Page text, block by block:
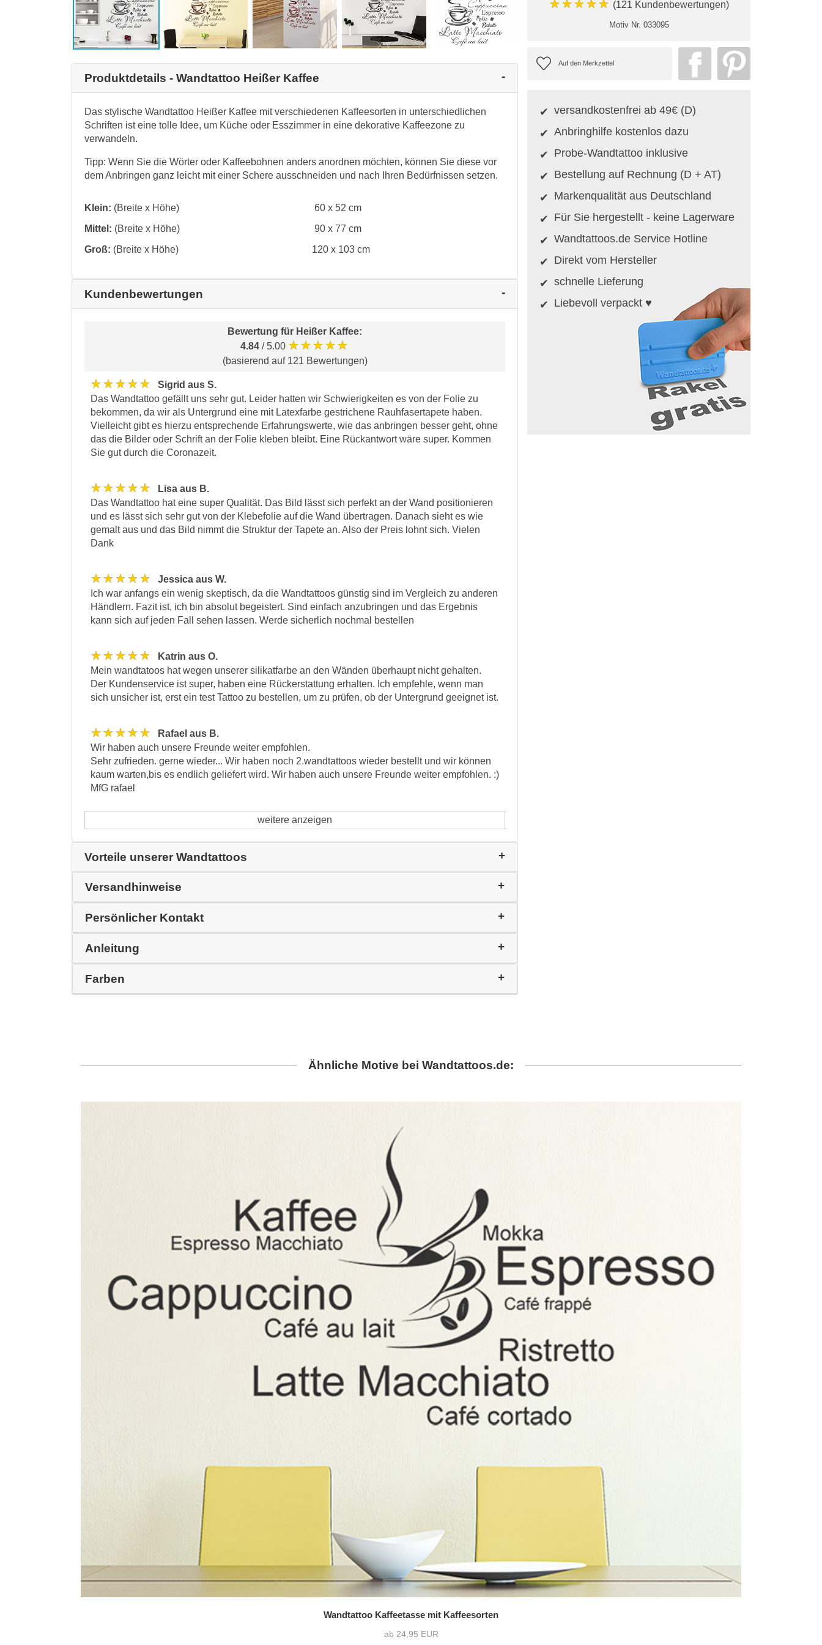
Produktdetails - Wandtattoo Heißer Kaffee
Das stylische Wandtattoo Heißer Kaffee mit verschiedenen Kaffeesorten in unterschiedlichen
Schriften ist eine tolle Idee, um Küche oder Esszimmer in eine dekorative Kaffeezone zu
verwandeln.
Tipp: Wenn Sie die Wörter oder Kaffeebohnen anders anordnen möchten, können Sie diese vor
dem Anbringen ganz leicht mit einer Schere ausschneiden und nach Ihren Bedürfnissen setzen.
Klein: (Breite x Höhe)
60 x 52 cm
Mittel: (Breite x Höhe)
90 x 77 cm
Groß: (Breite x Höhe) 120 x 103 cm
Kundenbewertungen
Bewertung für Heißer Kaffee:
4.84 / 5.00 ★★★★★
(basierend auf 121 Bewertungen)
★★★★★
Sigrid aus S.
Das Wandtattoo gefällt uns sehr gut. Leider hatten wir Schwierigkeiten es von der Folie zu
bekommen, da wir als Untergrund eine mit Latexfarbe gestrichene Rauhfasertapete haben.
Vielleicht gibt es hierzu entsprechende Erfahrungswerte, wie das anbringen besser geht, ohne
das die Bilder oder Schrift an der Folie kleben bleibt. Eine Rückantwort wäre super. Kommen
Sie gut durch die Coronazeit.
★★★★★
Lisa aus B.
Das Wandtattoo hat eine super Qualität. Das Bild lässt sich perfekt an der Wand positionieren
und es lässt sich sehr gut von der Klebefolie auf die Wand übertragen. Danach sieht es wie
gemalt aus und das Bild nimmt die Struktur der Tapete an. Also der Preis lohnt sich. Vielen
Dank
★★★★★
Jessica aus W.
Ich war anfangs ein wenig skeptisch, da die Wandtattoos günstig sind im Vergleich zu anderen
Händlern. Fazit ist, ich bin absolut begeistert. Sind einfach anzubringen und das Ergebnis
kann sich auf jeden Fall sehen lassen. Werde sicherlich nochmal bestellen
★★★★★
Katrin aus O.
Mein wandtatoos hat wegen unserer silikatfarbe an den Wänden überhaupt nicht gehalten.
Der Kundenservice ist super, haben eine Rückerstattung erhalten. Ich empfehle, wenn man
sich unsicher ist, erst ein test Tattoo zu bestellen, um zu prüfen, ob der Untergrund geeignet ist.
★★★★★
Rafael aus B.
Wir haben auch unsere Freunde weiter empfohlen.
Sehr zufrieden. gerne wieder... Wir haben noch 2.wandtattoos wieder bestellt und wir können
kaum warten,bis es endlich geliefert wird. Wir haben auch unsere Freunde weiter empfohlen. :)
MfG rafael
weitere anzeigen
Vorteile unserer Wandtattoos
Versandhinweise
Persönlicher Kontakt
Anleitung
Farben
★★★★★ (121 Kundenbewertungen)
Motiv Nr. 033095
versandkostenfrei ab 49€ (D)
Anbringhilfe kostenlos dazu
Probe-Wandtattoo inklusive
Bestellung auf Rechnung (D + AT)
Markenqualität aus Deutschland
Für Sie hergestellt - keine Lagerware
Wandtattoos.de Service Hotline
Direkt vom Hersteller
schnelle Lieferung
Liebevoll verpackt ♥
Ähnliche Motive bei Wandtattoos.de:
Wandtattoo Kaffeetasse mit Kaffeesorten
ab 24,95 EUR